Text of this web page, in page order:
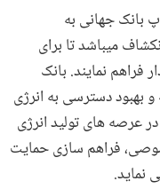
بانک جهانی به
میباشد تا برای
فراهم نمایند. بانک
بهبود دسترسی به انرژی
عرصه های تولید انرژی
فراهم سازی حمایت
نماید.